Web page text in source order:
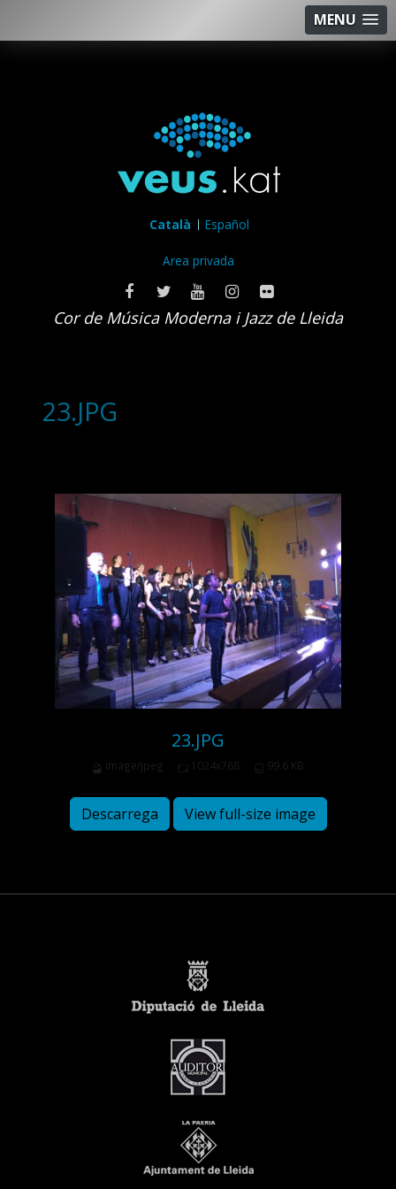
MENU
Català Español
Area privada
Cor de Música Moderna i Jazz de Lleida
23.JPG
23.JPG
image/jpeg 1024x768 99.6 KB
Descarrega View full-size image